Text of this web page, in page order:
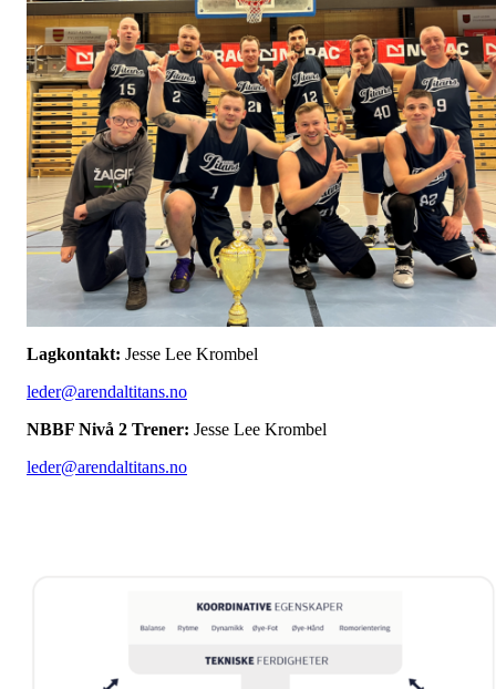
Lagkontakt: Jesse Lee Krombel
leder@arendaltitans.no
NBBF Nivå 2 Trener: Jesse Lee Krombel
leder@arendaltitans.no